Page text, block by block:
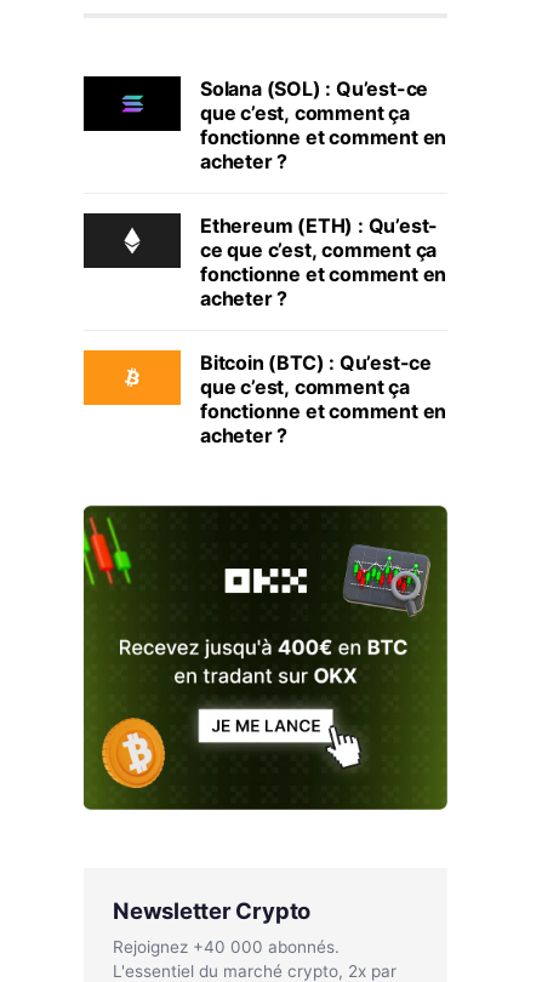
Solana (SOL) : Qu’est-ce
que c’est, comment ça
fonctionne et comment en
acheter ?
Ethereum (ETH) : Qu’est-
ce que c’est, comment ça
fonctionne et comment en
acheter ?
Bitcoin (BTC) : Qu’est-ce
que c’est, comment ça
fonctionne et comment en
acheter ?
Newsletter Crypto
Rejoignez +40 000 abonnés.
L'essentiel du marché crypto, 2x par